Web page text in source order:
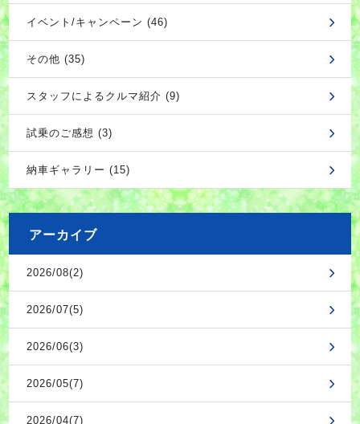
イベント/キャンペーン (46)
その他 (35)
スタッフによるクルマ紹介 (9)
試乗のご感想 (3)
納車ギャラリー (15)
アーカイブ
2026/08(2)
2026/07(5)
2026/06(3)
2026/05(7)
2026/04(7)